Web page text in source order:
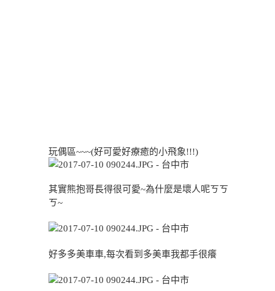
玩偶區~~~(好可愛好療癒的小飛象!!!)
其實熊抱哥長得很可愛~為什麼是壞人呢ㄎㄎ
ㄎ~
好多多美車車,每次看到多美車我都手很癢